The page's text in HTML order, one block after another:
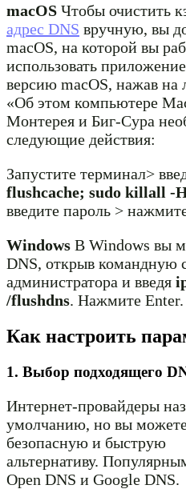
macOS Чтобы очистить
адрес DNS вручную, вы
macOS, на которой вы
использовать
версию macOS, нажав на
«Об этом компьютере
Монтерея и Биг-Сура
следующие действия:
Запустите терминал>
flushcache; sudo killall -
введите пароль >
Windows В Windows вы
DNS, открыв командную
администратора и введя
/flushdns. Нажмите Enter.
Как настроить
1. Выбор подходящего
Интернет-провайдеры
умолчанию, но вы
безопасную и быструю
альтернативу.
Open DNS и Google DNS.